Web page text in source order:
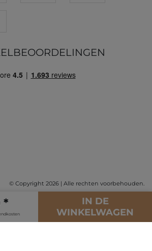
*
IN DE
WINKELWAGEN
© Copyright 2026 | Alle rechten voorbehouden.